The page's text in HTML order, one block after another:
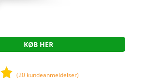
KØB HER
(20 kundeanmeldelser)